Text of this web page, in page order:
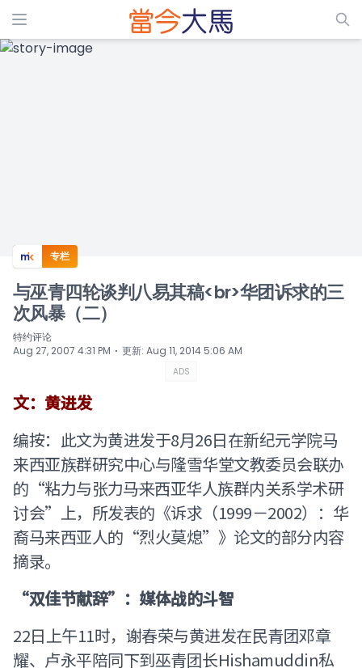
ADS
专栏
与巫青四轮谈判八易其稿<br>华团诉求的三
次风暴（二）
特约评论
Aug 27, 2007 4:31 PM ⋅ 更新: Aug 11, 2014 5:06 AM
ADS
文：黄进发
编按：此文为黄进发于8月26日在新纪元学院马
来西亚族群研究中心与隆雪华堂文教委员会联办
的“粘力与张力――马来西亚华人族群内关系学术研
讨会”上，所发表的《诉求（1999－2002）：华
裔马来西亚人的“烈火莫熄”》论文的部分内容
摘录。
“双佳节献辞”：媒体战的斗智
22日上午11时，谢春荣与黄进发在民青团邓章
耀、卢永平陪同下到巫青团长Hishamuddin私